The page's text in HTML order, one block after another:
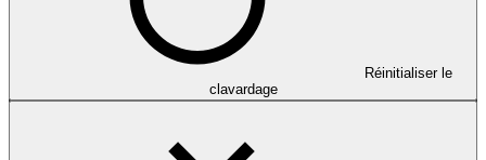
Réinitialiser le
clavardage